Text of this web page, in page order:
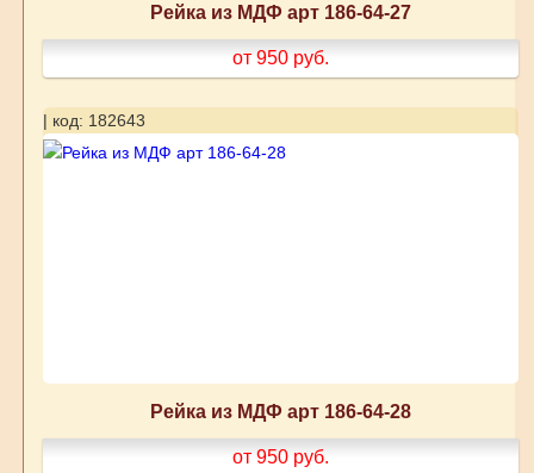
Рейка из МДФ арт 186-64-27
от 950 руб.
| код: 182643
Рейка из МДФ арт 186-64-28
от 950 руб.